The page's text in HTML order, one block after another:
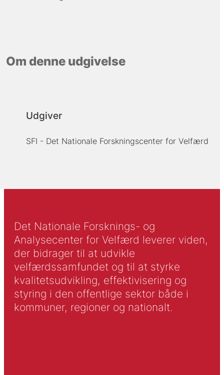
Om denne udgivelse
Udgiver
SFI - Det Nationale Forskningscenter for Velfærd
Det Nationale Forsknings- og
Analysecenter for Velfærd leverer viden,
der bidrager til at udvikle
velfærdssamfundet og til at styrke
kvalitetsudvikling, effektivisering og
styring i den offentlige sektor både i
kommuner, regioner og nationalt.